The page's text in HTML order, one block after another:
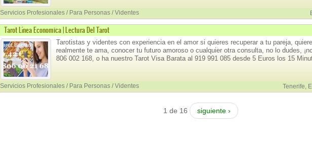
Servicios Profesionales / Para Personas / Videntes
Tarot Línea Economica | Lectura Del Tarot
Tarotistas y videntes con experiencia en el amor si quieres recuperar a tu pareja,
realmente te ama, conocer tu futuro amoroso o cualquier otra consulta, no lo dudes,
806 002 168, o ha nuestro Tarot Visa Barata al 919 991 085 desde 5 Euros los 15
Servicios Profesionales / Para Personas / Videntes Tenerife,
1 de 16 siguiente ›